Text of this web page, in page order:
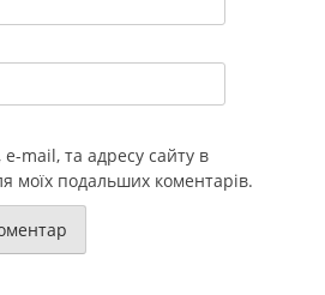
mail, та адресу сайту в
моїх подальших коментарів.